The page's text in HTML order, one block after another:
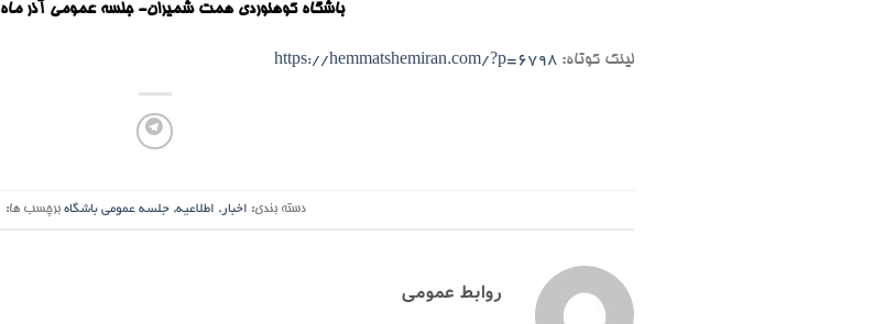
باشگاه کوهنوردی همت شمیران- جلسه عمومی آذر ماه 1401
لینک کوتاه: https://hemmatshemiran.com/?p=6798
دسته بندی: اخبار, اطلاعیه,جلسه عمومی باشگاه برچسب ها:
روابط عمومی